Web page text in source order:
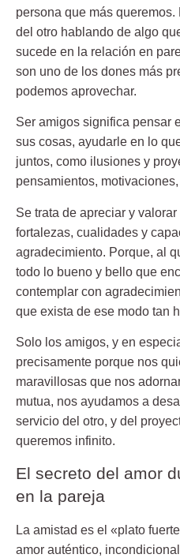
persona que más
del otro hablando de algo
sucede en la relación en
son uno de los dones más
podemos aprovechar.
Ser amigos significa pensar
sus cosas, ayudarle en lo
juntos, como ilusiones y
pensamientos,
Se trata de apreciar y
fortalezas, cualidades y
agradecimiento. Porque, al
todo lo bueno y bello que
contemplar con
que exista de ese modo tan
Solo los amigos, y en
precisamente porque nos
maravillosas que nos
mutua, nos ayudamos a
servicio del otro, y del
queremos infinito.
El secreto del amor
en la pareja
La amistad es el «plato
amor auténtico,